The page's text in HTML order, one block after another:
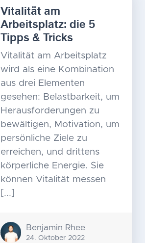
Vitalität am
Arbeitsplatz: die 5
Tipps & Tricks
Vitalität am Arbeitsplatz
wird als eine Kombination
aus drei Elementen
gesehen: Belastbarkeit, um
Herausforderungen zu
bewältigen, Motivation, um
persönliche Ziele zu
erreichen, und drittens
körperliche Energie. Sie
können Vitalität messen
[...]
Benjamin Rhee
24. Oktober 2022